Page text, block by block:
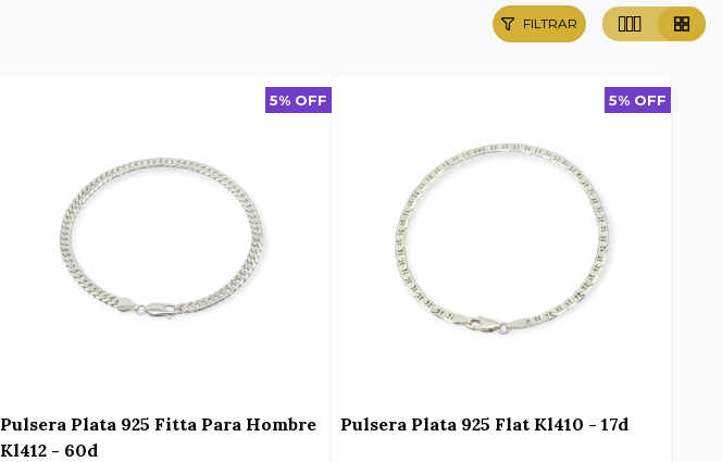
FILTRAR
5% OFF
Pulsera Plata 925 Fitta Para Hombre
Kl412 - 60d
5% OFF
Pulsera Plata 925 Flat Kl410 - 17d